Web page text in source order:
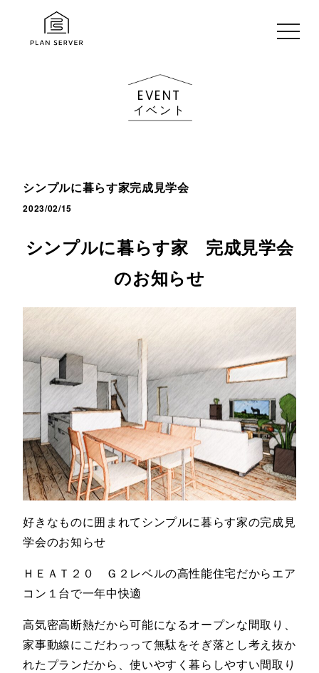
toggle
EVENT
イベント
シンプルに暮らす家完成見学会
2023/02/15
シンプルに暮らす家 完成見学会
のお知らせ
好きなものに囲まれてシンプルに暮らす家の完成見
学会のお知らせ
ＨＥＡＴ２０ Ｇ２レベルの高性能住宅だからエア
コン１台で一年中快適
高気密高断熱だから可能になるオープンな間取り、
家事動線にこだわっって無駄をそぎ落とし考え抜か
れたプランだから、使いやすく暮らしやすい間取り